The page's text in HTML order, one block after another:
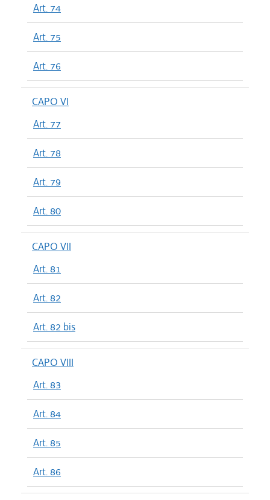
Art. 74
Art. 75
Art. 76
CAPO VI
Art. 77
Art. 78
Art. 79
Art. 80
CAPO VII
Art. 81
Art. 82
Art. 82 bis
CAPO VIII
Art. 83
Art. 84
Art. 85
Art. 86